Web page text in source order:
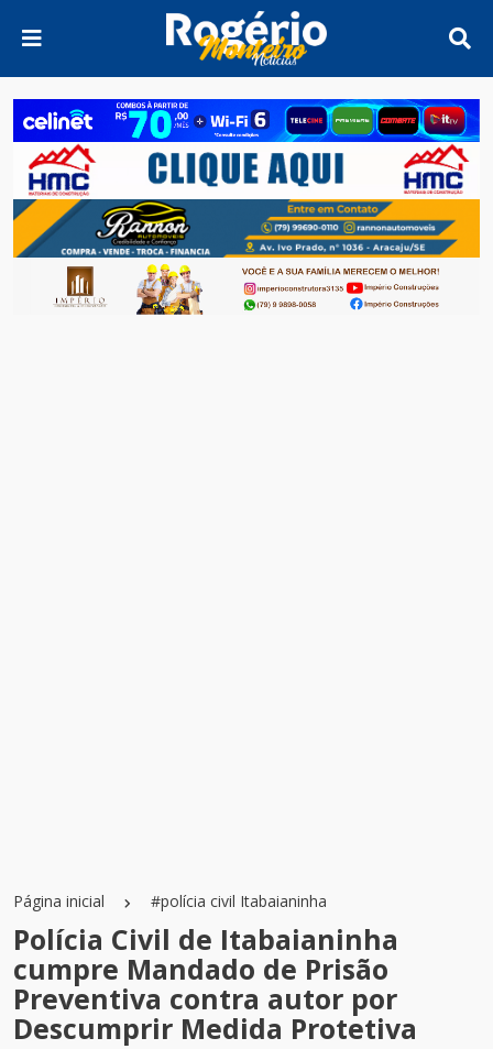
Página inicial #polícia civil Itabaianinha
Polícia Civil de Itabaianinha
cumpre Mandado de Prisão
Preventiva contra autor por
Descumprir Medida Protetiva